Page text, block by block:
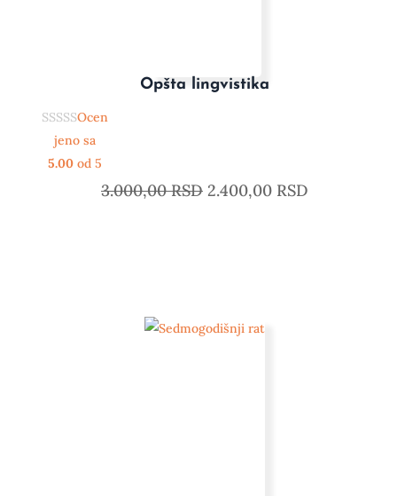
Opšta lingvistika
Ocen
jeno sa
5.00od 5
3.000,00RSD 2.400,00 RSD